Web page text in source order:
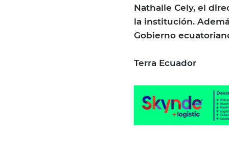
Nathalie Cely, el
la institución.
Gobierno
Terra Ecuador